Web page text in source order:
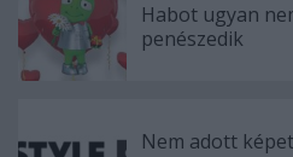
Habot ugyan
penészedik
Nem adott